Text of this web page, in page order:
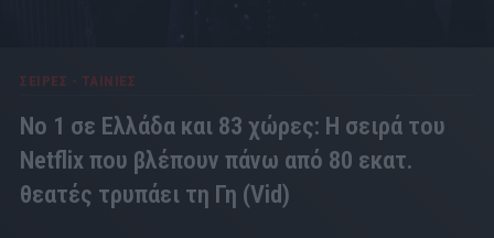
ΣΕΙΡΕΣ - ΤΑΙΝΙΕΣ
No 1 σε Ελλάδα και 83 χώρες: Η σειρά του
Netflix που βλέπουν πάνω από 80 εκατ.
θεατές τρυπάει τη Γη (Vid)